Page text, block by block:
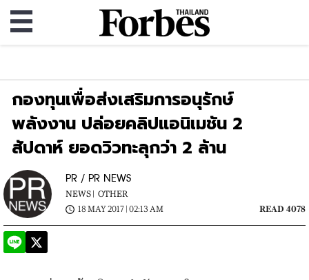
กองทุนเพื่อส่งเสริมการอนุรักษ์
พลังงาน ปล่อยคลิปแอนิเมชัน 2
สัปดาห์ ยอดวิวทะลุกว่า 2 ล้าน
PR / PR NEWS
NEWS |
OTHER
18 MAY 2017 | 02:13 AM
READ 4078